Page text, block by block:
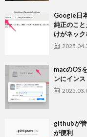
Google日
純正のこ
けがネッ
macのOS
ンにイン
githubが
が便利